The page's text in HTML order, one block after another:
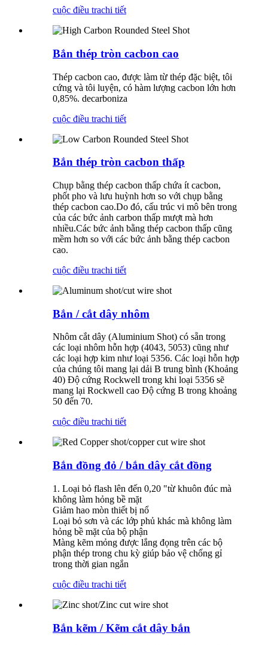
cuộc điều trachi tiết
Bắn thép tròn cacbon cao
Thép cacbon cao, được làm từ thép đặc biệt, tôi
cứng và tôi luyện, có hàm lượng cacbon lớn hơn
0,85%. decarboniza
cuộc điều trachi tiết
Bắn thép tròn cacbon thấp
Chụp bằng thép cacbon thấp chứa ít cacbon,
phốt pho và lưu huỳnh hơn so với chụp bằng
thép cacbon cao.Do đó, cấu trúc vi mô bên trong
của các bức ảnh carbon thấp mượt mà hơn
nhiều.Các bức ảnh bằng thép cacbon thấp cũng
mềm hơn so với các bức ảnh bằng thép cacbon
cao.
cuộc điều trachi tiết
Bắn / cắt dây nhôm
Nhôm cắt dây (Aluminium Shot) có sẵn trong
các loại nhôm hỗn hợp (4043, 5053) cũng như
các loại hợp kim như loại 5356. Các loại hỗn hợp
của chúng tôi mang lại dải B trung bình (Khoảng
40) Độ cứng Rockwell trong khi loại 5356 sẽ
mang lại Rockwell cao Độ cứng B trong khoảng
50 đến 70.
cuộc điều trachi tiết
Bắn đồng đỏ / bắn dây cắt đồng
1. Loại bỏ flash lên đến 0,20 "từ khuôn đúc mà
không làm hỏng bề mặt
Giảm hao mòn thiết bị nổ
Loại bỏ sơn và các lớp phủ khác mà không làm
hỏng bề mặt của bộ phận
Màng kẽm mỏng được lắng đọng trên các bộ
phận thép trong chu kỳ giúp bảo vệ chống gỉ
trong thời gian ngắn
cuộc điều trachi tiết
Bắn kẽm / Kẽm cắt dây bắn